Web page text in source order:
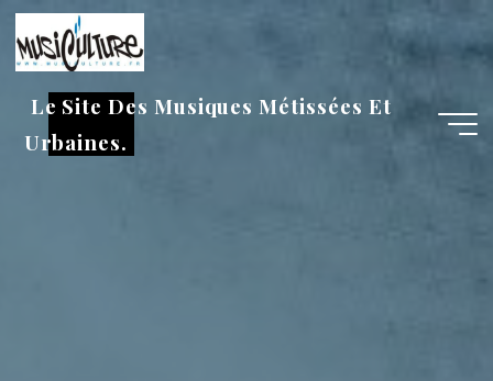
Aller
au
contenu
Le Site Des Musiques Métissées Et
Urbaines.